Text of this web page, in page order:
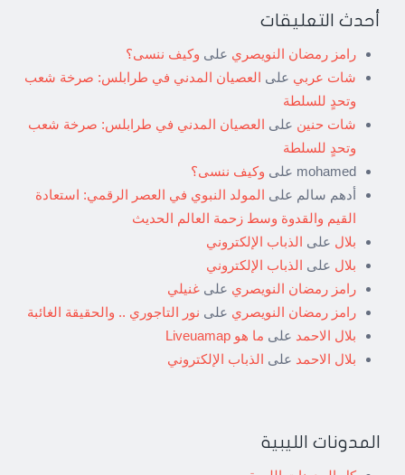
أحدث التعليقات
رامز رمضان النويصري على وكيف ننسى؟
شات عربي على العصيان المدني في طرابلس: صرخة شعب
وتحدٍ للسلطة
شات حنين على العصيان المدني في طرابلس: صرخة شعب
وتحدٍ للسلطة
mohamed على وكيف ننسى؟
أدهم سالم على المولد النبوي في العصر الرقمي: استعادة
القيم والقدوة وسط زحمة العالم الحديث
بلال على الذباب الإلكتروني
بلال على الذباب الإلكتروني
رامز رمضان النويصري على غنيلي
رامز رمضان النويصري على نور التاجوري .. والحقيقة الغائبة
بلال الاحمد على ما هو Liveuamap
بلال الاحمد على الذباب الإلكتروني
المدونات الليبية